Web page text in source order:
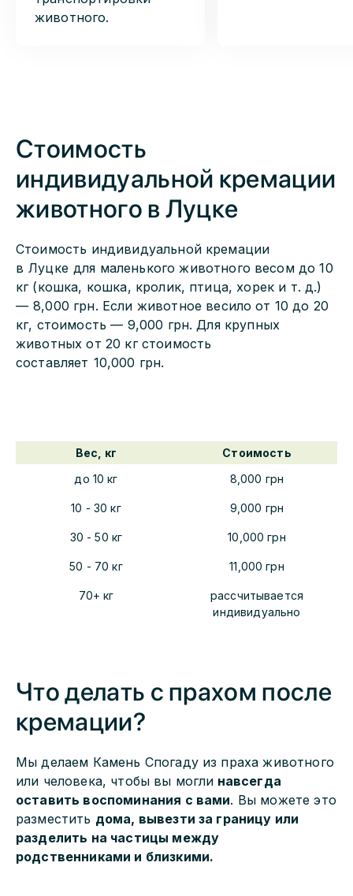
животного.
Стоимость
индивидуальной кремации
животного в Луцке
Стоимость индивидуальной кремации
в Луцке для маленького животного весом до 10
кг (кошка, кошка, кролик, птица, хорек и т. д.)
— 8,000 грн. Если животное весило от 10 до 20
кг, стоимость — 9,000 грн. Для крупных
животных от 20 кг стоимость
составляет 10,000 грн.
Вес, кг
Стоимость
до 10 кг
8,000 грн
10 - 30 кг 9,000 грн
30 - 50 кг 10,000 грн
50 - 70 кг 11,000 грн
70+ кг
рассчитывается
индивидуально
Что делать с прахом после
кремации?
Мы делаем Камень Спогаду из праха животного
или человека, чтобы вы могли навсегда
оставить воспоминания с вами. Вы можете это
разместить дома, вывезти за границу или
разделить на частицы между
родственниками и близкими.